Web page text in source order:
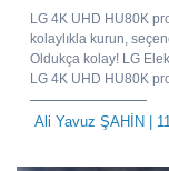
LG 4K UHD HU80K
kolaylıkla kurun,
Oldukça kolay! LG
LG 4K UHD HU80K
Ali Yavuz ŞAHİN |